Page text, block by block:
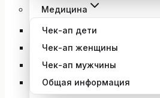
Медицина
Чек-ап дети
Чек-ап женщины
Чек-ап мужчины
Общая информация